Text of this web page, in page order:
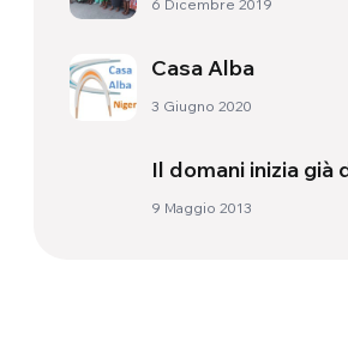
6 Dicembre 2019
Casa Alba
3 Giugno 2020
Il domani inizia già
9 Maggio 2013